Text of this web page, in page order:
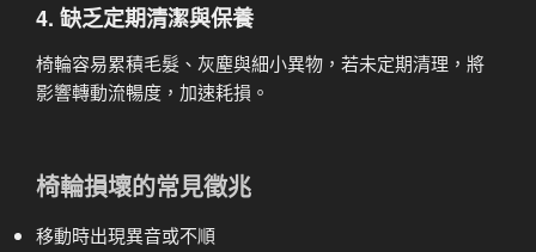
4. 缺乏定期清潔與保養
椅輪容易累積毛髮、灰塵與細小異物，若未定期清理，將
影響轉動流暢度，加速耗損。
椅輪損壞的常見徵兆
移動時出現異音或不順